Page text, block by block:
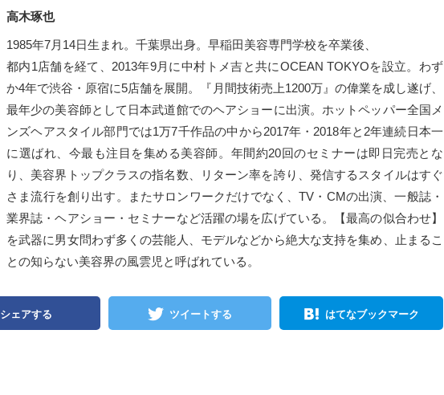
高木琢也
1985年7月14日生まれ。千葉県出身。早稲田美容専門学校を卒業後、
都内1店舗を経て、2013年9月に中村トメ吉と共にOCEAN TOKYOを設立。わず
か4年で渋谷・原宿に5店舗を展開。『月間技術売上1200万』の偉業を成し遂げ、
最年少の美容師として日本武道館でのヘアショーに出演。ホットペッパー全国メ
ンズヘアスタイル部門では1万7千作品の中から2017年・2018年と2年連続日本一
に選ばれ、今最も注目を集める美容師。年間約20回のセミナーは即日完売とな
り、美容界トップクラスの指名数、リターン率を誇り、発信するスタイルはすぐ
さま流行を創り出す。またサロンワークだけでなく、TV・CMの出演、一般誌・
業界誌・ヘアショー・セミナーなど活躍の場を広げている。【最高の似合わせ】
を武器に男女問わず多くの芸能人、モデルなどから絶大な支持を集め、止まるこ
との知らない美容界の風雲児と呼ばれている。
シェアする ツイートする はてなブックマーク